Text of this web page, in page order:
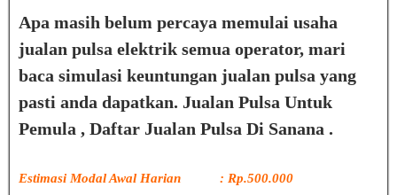
Apa masih belum percaya memulai usaha
jualan pulsa elektrik semua operator, mari
baca simulasi keuntungan jualan pulsa yang
pasti anda dapatkan. Jualan Pulsa Untuk
Pemula , Daftar Jualan Pulsa Di Sanana .
Estimasi Modal Awal Harian : Rp.500.000